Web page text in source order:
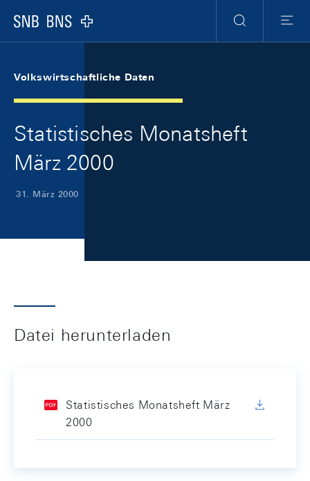
Logo
Suche
Menu
Volkswirtschaftliche Daten
Statistisches Monatsheft
März 2000
31. März 2000
Datei herunterladen
Statistisches Monatsheft März
2000